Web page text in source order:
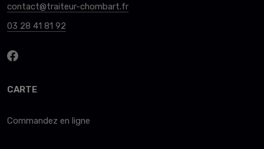
contact@traiteur-chombart.fr
03 28 41 81 92
CARTE
Commandez en ligne